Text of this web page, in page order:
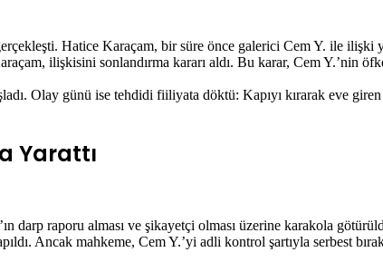
Hatice Karaçam, bir süre önce galerici Cem Y. ile ilişki
ilişkisini sonlandırma kararı aldı. Bu karar, Cem Y.’nin
Olay günü ise tehdidi fiiliyata döktü: Kapıyı kırarak eve giren
Yarattı
darp raporu alması ve şikayetçi olması üzerine karakola
Ancak mahkeme, Cem Y.’yi adli kontrol şartıyla serbest